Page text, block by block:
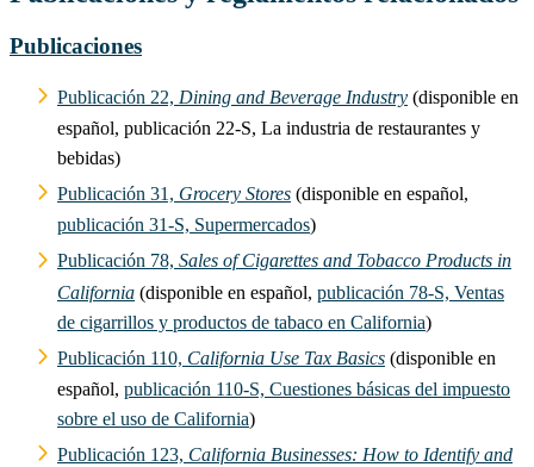
Publicaciones
Publicación 22, Dining and Beverage Industry (disponible en
español, publicación 22-S, La industria de restaurantes y
bebidas)
Publicación 31, Grocery Stores (disponible en español,
publicación 31-S, Supermercados)
Publicación 78, Sales of Cigarettes and Tobacco Products in
California (disponible en español, publicación 78-S, Ventas
de cigarrillos y productos de tabaco en California)
Publicación 110, California Use Tax Basics (disponible en
español, publicación 110-S, Cuestiones básicas del impuesto
sobre el uso de California)
Publicación 123, California Businesses: How to Identify and